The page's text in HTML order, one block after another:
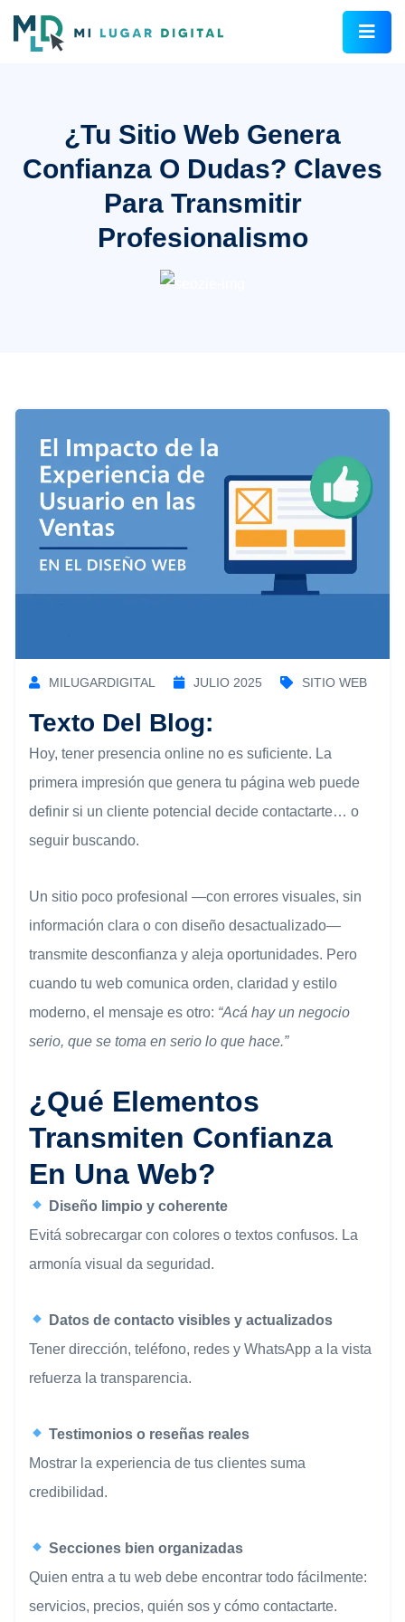
¿Tu Sitio Web Genera
Confianza O Dudas? Claves
Para Transmitir
Profesionalismo
MILUGARDIGITAL JULIO 2025 SITIO WEB
Texto Del Blog:
Hoy, tener presencia online no es suficiente. La
primera impresión que genera tu página web puede
definir si un cliente potencial decide contactarte… o
seguir buscando.
Un sitio poco profesional —con errores visuales, sin
información clara o con diseño desactualizado—
transmite desconfianza y aleja oportunidades. Pero
cuando tu web comunica orden, claridad y estilo
moderno, el mensaje es otro: “Acá hay un negocio
serio, que se toma en serio lo que hace.”
¿Qué Elementos
Transmiten Confianza
En Una Web?
Diseño limpio y coherente
Evitá sobrecargar con colores o textos confusos. La
armonía visual da seguridad.
Datos de contacto visibles y actualizados
Tener dirección, teléfono, redes y WhatsApp a la vista
refuerza la transparencia.
Testimonios o reseñas reales
Mostrar la experiencia de tus clientes suma
credibilidad.
Secciones bien organizadas
Quien entra a tu web debe encontrar todo fácilmente:
servicios, precios, quién sos y cómo contactarte.